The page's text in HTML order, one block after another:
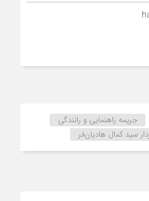
جریمه راهنمایی و رانندگی
سید کمال هادیان‌فر